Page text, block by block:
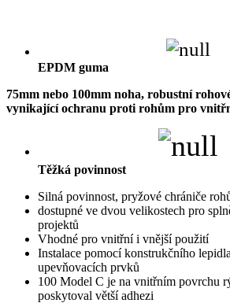
EPDM guma
75mm nebo 100mm noha, robustní
vynikající ochranu proti rohům pro
Těžká povinnost
Silná povinnost, pryžové chrániče
dostupné ve dvou velikostech pro
projektů
Vhodné pro vnitřní i vnější použití
Instalace pomocí konstrukčního
upevňovacích prvků
100 Model C je na vnitřním povrchu
poskytoval větší adhezi